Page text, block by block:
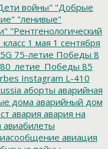
войны" "Добрые
"ленивые"
"Рентгенологический
класс 1 мая 1 сентября
5G 75-летие Победы 8
80_летие_Победы 85
Instagram L-410
аборты аварийная
дома аварийный дом
авария авария на
авиабилеты
авиация